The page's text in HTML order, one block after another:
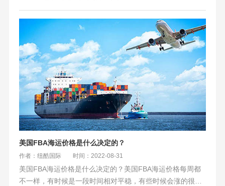
美国FBA海运价格是什么决定的？
作者：纽酷国际 时间：2022-08-31
美国FBA海运价格是什么决定的？美国FBA海运价格每周都
不一样，有时候是一段时间相对平稳，有些时候会涨的很厉